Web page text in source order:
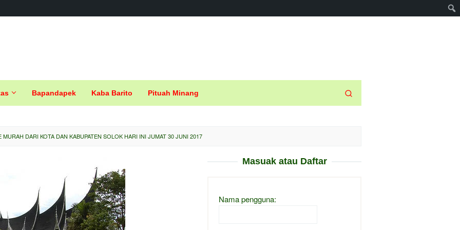
Bapandapek Kaba Barito Pituah Minang
DARI KOTA DAN KABUPATEN SOLOK HARI INI JUMAT 30 JUNI 2017
Masuak atau Daftar
Nama pengguna: